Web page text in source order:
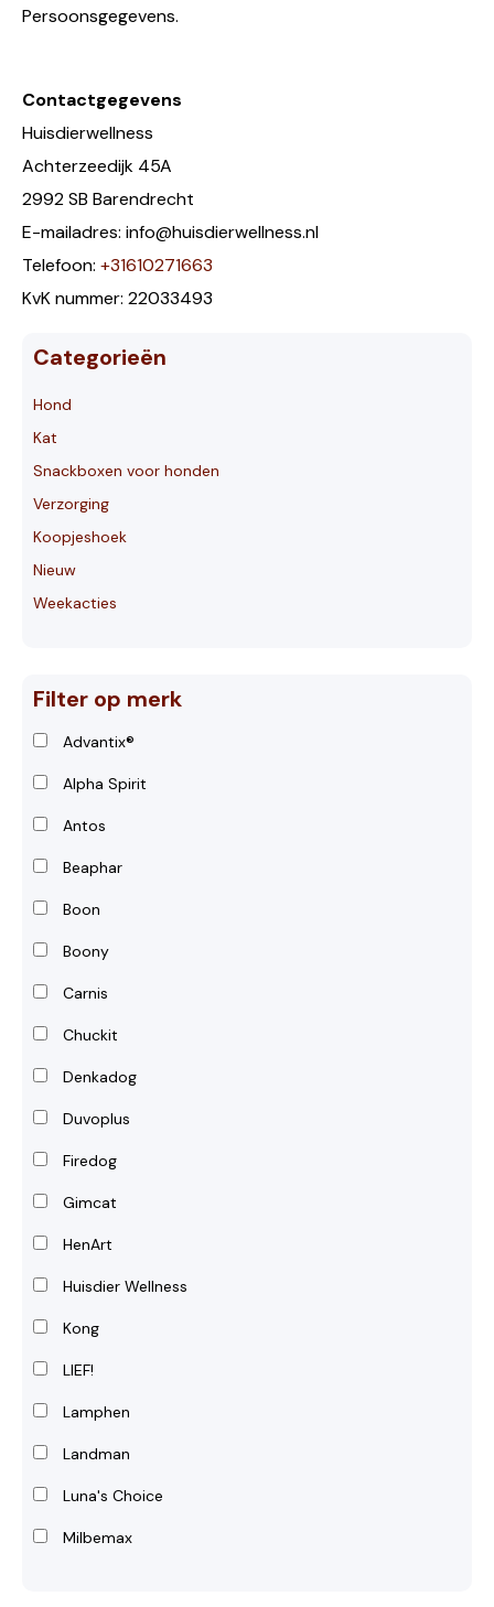
Persoonsgegevens.
Contactgegevens
Huisdierwellness
Achterzeedijk 45A
2992 SB Barendrecht
E-mailadres: info@huisdierwellness.nl
Telefoon: +31610271663
KvK nummer: 22033493
Categorieën
Hond
Kat
Snackboxen voor honden
Verzorging
Koopjeshoek
Nieuw
Weekacties
Filter op merk
Advantix®
Alpha Spirit
Antos
Beaphar
Boon
Boony
Carnis
Chuckit
Denkadog
Duvoplus
Firedog
Gimcat
HenArt
Huisdier Wellness
Kong
LIEF!
Lamphen
Landman
Luna's Choice
Milbemax